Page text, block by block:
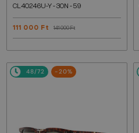
CL40246U-Y - 30N - 59
111 000 Ft 141 000 Ft
48/72 -20%